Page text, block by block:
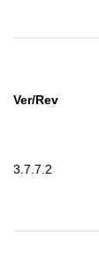
Ver/Rev
3.7.7.2